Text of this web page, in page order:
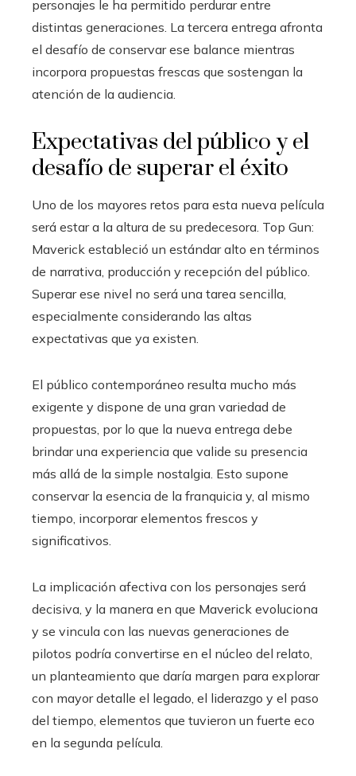
personajes le ha permitido perdurar entre
distintas generaciones. La tercera entrega afronta
el desafío de conservar ese balance mientras
incorpora propuestas frescas que sostengan la
atención de la audiencia.
Expectativas del público y el
desafío de superar el éxito
Uno de los mayores retos para esta nueva película
será estar a la altura de su predecesora. Top Gun:
Maverick estableció un estándar alto en términos
de narrativa, producción y recepción del público.
Superar ese nivel no será una tarea sencilla,
especialmente considerando las altas
expectativas que ya existen.
El público contemporáneo resulta mucho más
exigente y dispone de una gran variedad de
propuestas, por lo que la nueva entrega debe
brindar una experiencia que valide su presencia
más allá de la simple nostalgia. Esto supone
conservar la esencia de la franquicia y, al mismo
tiempo, incorporar elementos frescos y
significativos.
La implicación afectiva con los personajes será
decisiva, y la manera en que Maverick evoluciona
y se vincula con las nuevas generaciones de
pilotos podría convertirse en el núcleo del relato,
un planteamiento que daría margen para explorar
con mayor detalle el legado, el liderazgo y el paso
del tiempo, elementos que tuvieron un fuerte eco
en la segunda película.